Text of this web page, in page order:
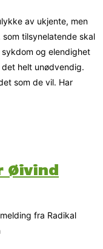
av ukjente, men
tilsynelatende skal
og elendighet
helt unødvendig.
som de vil. Har
Øivind
fra Radikal